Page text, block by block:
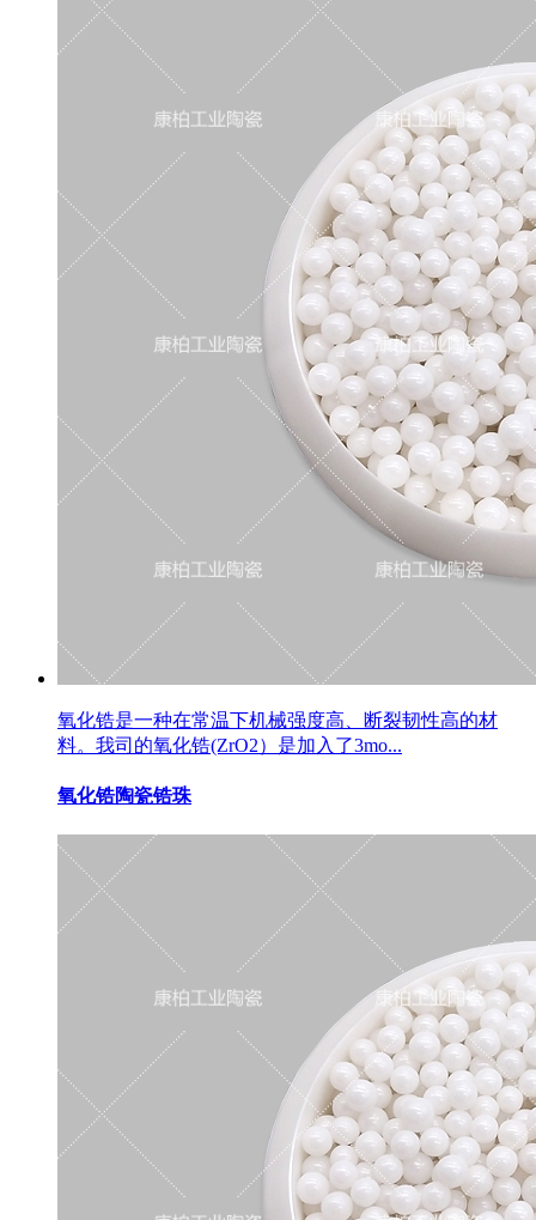
氧化锆是一种在常温下机械强度高、断裂韧性高的材
料。我司的氧化锆(ZrO2）是加入了3mo...
氧化锆陶瓷锆珠